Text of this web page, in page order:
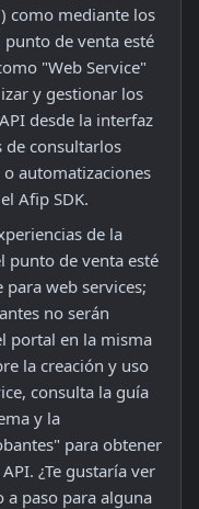
como mediante los
de venta esté
"Web Service"
y gestionar los
desde la interfaz
de consultarlos
automatizaciones
Afip SDK.
de la
punto de venta esté
web services;
no serán
portal en la misma
la creación y uso
consulta la guía
y la
para obtener
¿Te gustaría ver
a paso para alguna